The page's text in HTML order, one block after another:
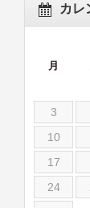
カレ
月
3
10
17
24